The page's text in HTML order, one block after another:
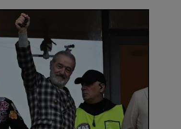
și-a permis să o refuze pe AC Milan și a